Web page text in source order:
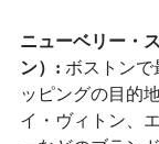
ニューベリー・
ン）: ボストンで
ッピングの目的
イ・ヴィトン、